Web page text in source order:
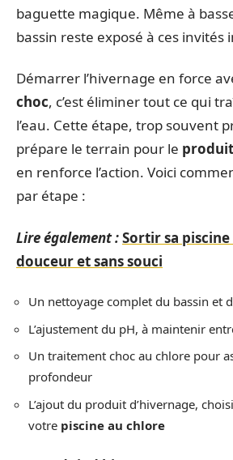
baguette magique. Même à
bassin reste exposé à ces invités
Démarrer l’hivernage en force
choc, c’est éliminer tout ce qui
l’eau. Cette étape, trop souvent
prépare le terrain pour le
en renforce l’action. Voici
par étape :
Lire également :Sortir sa
douceur et sans souci
Un nettoyage complet du bassin et
L’ajustement du pH, à maintenir
Un traitement choc au chlore pour
profondeur
L’ajout du produit d’hivernage,
votre piscine au chlore